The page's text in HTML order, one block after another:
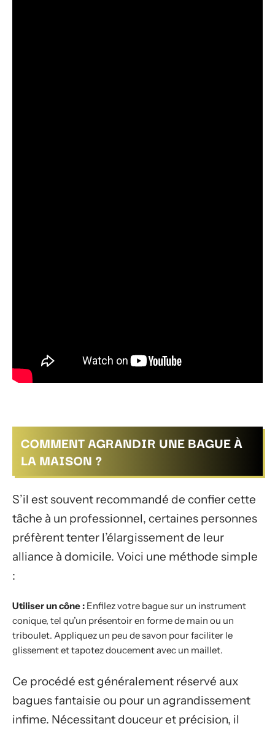
COMMENT AGRANDIR UNE BAGUE À
LA MAISON ?
S’il est souvent recommandé de confier cette
tâche à un professionnel, certaines personnes
préfèrent tenter l’élargissement de leur
alliance à domicile. Voici une méthode simple
:
Utiliser un cône : Enfilez votre bague sur un instrument
conique, tel qu’un présentoir en forme de main ou un
triboulet. Appliquez un peu de savon pour faciliter le
glissement et tapotez doucement avec un maillet.
Ce procédé est généralement réservé aux
bagues fantaisie ou pour un agrandissement
infime. Nécessitant douceur et précision, il